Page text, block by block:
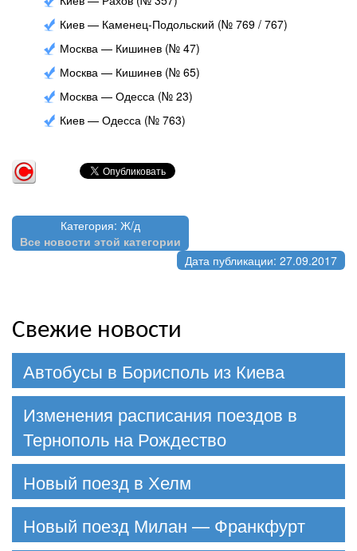
Киев — Каменец-Подольский (№ 769 / 767)
Москва — Кишинев (№ 47)
Москва — Кишинев (№ 65)
Москва — Одесса (№ 23)
Киев — Одесса (№ 763)
Категория: Ж/д
Все новости этой категории
Дата публикации: 27.09.2017
Свежие новости
Автобусы в Борисполь из Киева
Изменения расписания поездов в
Тернополь на Рождество
Новый поезд в Хелм
Новый поезд Милан — Франкфурт